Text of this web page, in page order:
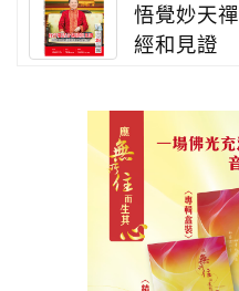
悟覺妙天
經和見證